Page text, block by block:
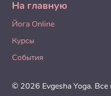
На главную
Йога Online
Курсы
События
© 2026 Evgesha Yoga.